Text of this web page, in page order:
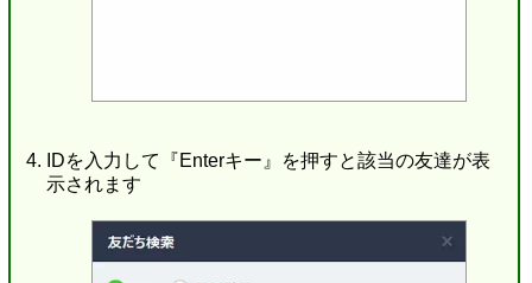
IDを入力して『Enterキー』を押すと該当の友達が表
示されます